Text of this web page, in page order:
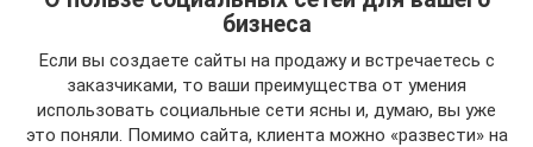
бизнеса
Если вы создаете сайты на продажу и встречаетесь с
заказчиками, то ваши преимущества от умения
использовать социальные сети ясны и, думаю, вы уже
это поняли. Помимо сайта, клиента можно «развести» на